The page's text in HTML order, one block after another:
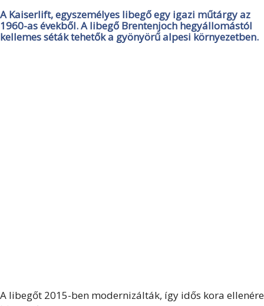
A Kaiserlift, egyszemélyes libegő egy igazi műtárgy az
1960-as évekből. A libegő Brentenjoch hegyállomástól
kellemes séták tehetők a gyönyörű alpesi környezetben.
A libegőt 2015-ben modernizálták, így idős kora ellenére